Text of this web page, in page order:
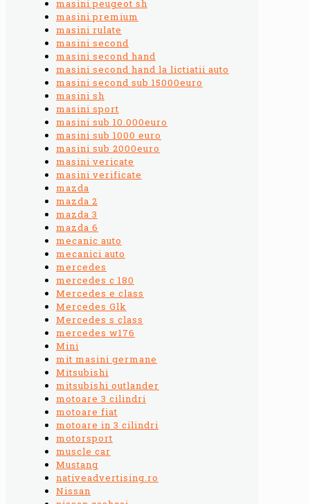
masini peugeot sh
masini premium
masini rulate
masini second
masini second hand
masini second hand la lictiatii auto
masini second sub 15000euro
masini sh
masini sport
masini sub 10.000euro
masini sub 1000 euro
masini sub 2000euro
masini vericate
masini verificate
mazda
mazda 2
mazda 3
mazda 6
mecanic auto
mecanici auto
mercedes
mercedes c 180
Mercedes e class
Mercedes Glk
Mercedes s class
mercedes w176
Mini
mit masini germane
Mitsubishi
mitsubishi outlander
motoare 3 cilindri
motoare fiat
motoare in 3 cilindri
motorsport
muscle car
Mustang
nativeadvertising.ro
Nissan